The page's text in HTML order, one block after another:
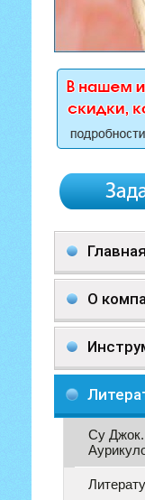
Главная
О
Су Джок.